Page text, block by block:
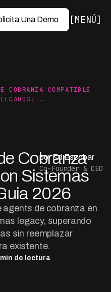
Una Demo MENÚ
COBRANZA COMPATIBLE
…
Cobranza
Sistemas
2026
de cobranza en
legacy, superando
sin reemplazar
existente.
min de lectura
por Ed Escobar
Co-Founder & CEO